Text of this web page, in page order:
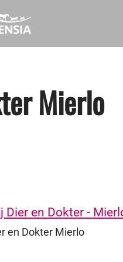
Mierlo
Dier en Dokter -
en Dokter Mierlo